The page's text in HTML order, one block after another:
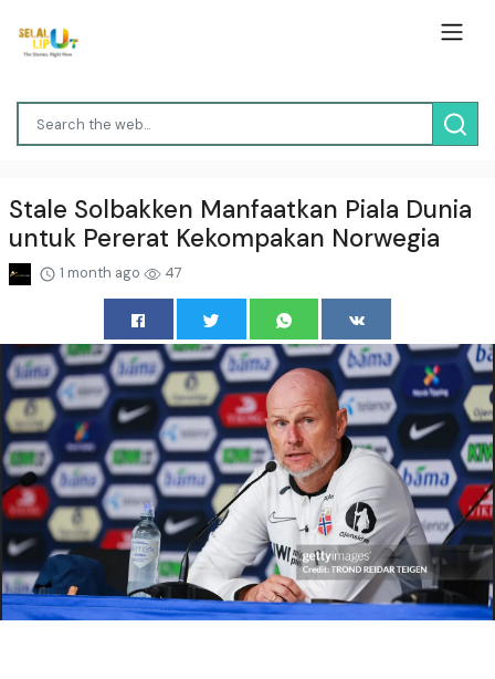
Stale Solbakken Manfaatkan Piala Dunia
untuk Pererat Kekompakan Norwegia
1 month ago 47